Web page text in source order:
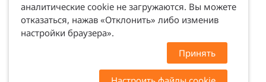
аналитические cookie не загружаются. Вы можете
отказаться, нажав «Отклонить» либо изменив
настройки браузера».
Принять